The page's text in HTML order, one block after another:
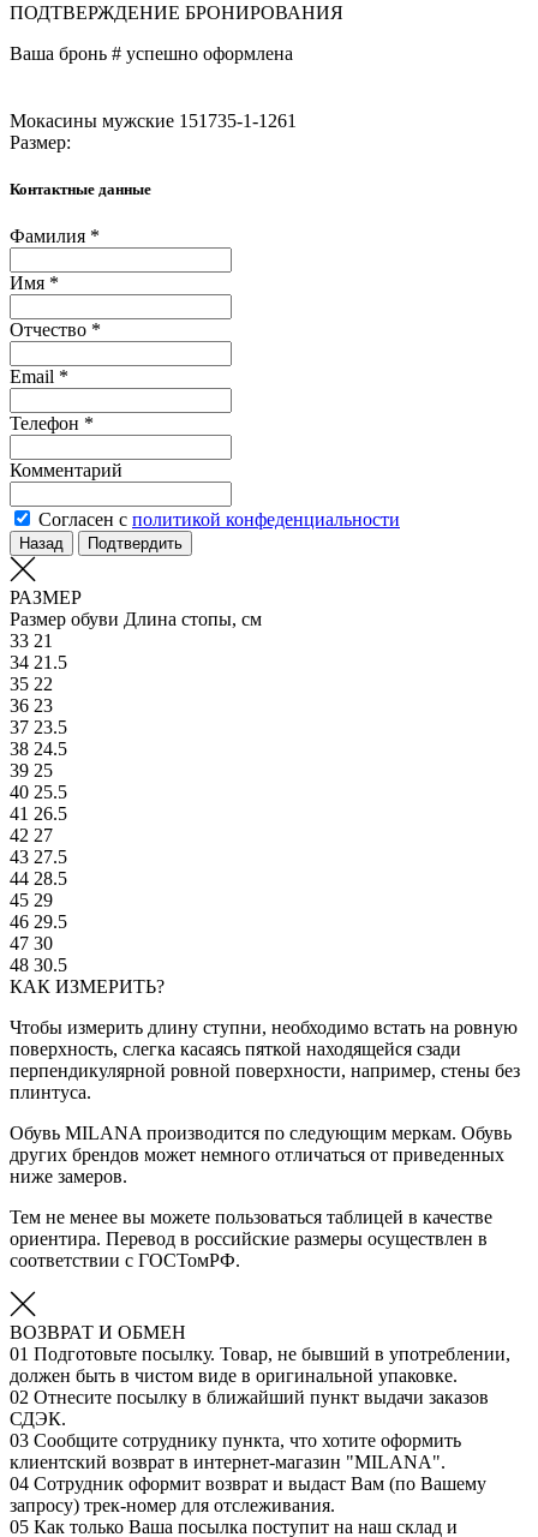
ПОДТВЕРЖДЕНИЕ БРОНИРОВАНИЯ
Ваша бронь # успешно оформлена
Мокасины мужские 151735-1-1261
Размер:
Контактные данные
Фамилия *
Имя *
Отчество *
Email *
Телефон *
Комментарий
Согласен с политикой конфеденциальности
Назад Подтвердить
РАЗМЕР
Размер обуви Длина стопы, см
33 21
34 21.5
35 22
36 23
37 23.5
38 24.5
39 25
40 25.5
41 26.5
42 27
43 27.5
44 28.5
45 29
46 29.5
47 30
48 30.5
КАК ИЗМЕРИТЬ?
Чтобы измерить длину ступни, необходимо встать на ровную
поверхность, слегка касаясь пяткой находящейся сзади
перпендикулярной ровной поверхности, например, стены без
плинтуса.
Обувь MILANA производится по следующим меркам. Обувь
других брендов может немного отличаться от приведенных
ниже замеров.
Тем не менее вы можете пользоваться таблицей в качестве
ориентира. Перевод в российские размеры осуществлен в
соответствии с ГОСТомРФ.
ВОЗВРАТ И ОБМЕН
01 Подготовьте посылку. Товар, не бывший в употреблении,
должен быть в чистом виде в оригинальной упаковке.
02 Отнесите посылку в ближайший пункт выдачи заказов
СДЭК.
03 Сообщите сотруднику пункта, что хотите оформить
клиентский возврат в интернет-магазин "MILANA".
04 Сотрудник оформит возврат и выдаст Вам (по Вашему
запросу) трек-номер для отслеживания.
05 Как только Ваша посылка поступит на наш склад и